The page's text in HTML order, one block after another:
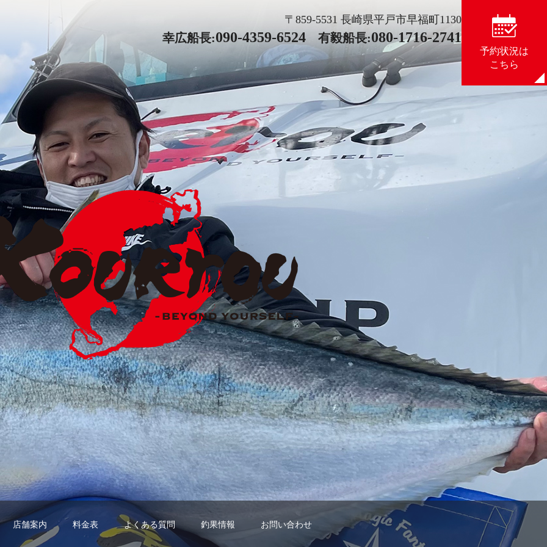
店舗案内 料金表 よくある質問 釣果情報 お問い合わせ
〒859-5531 長崎県平戸市早福町1130
幸広船長:090-4359-6524 有毅船長:080-1716-2741
予約状況は
こちら